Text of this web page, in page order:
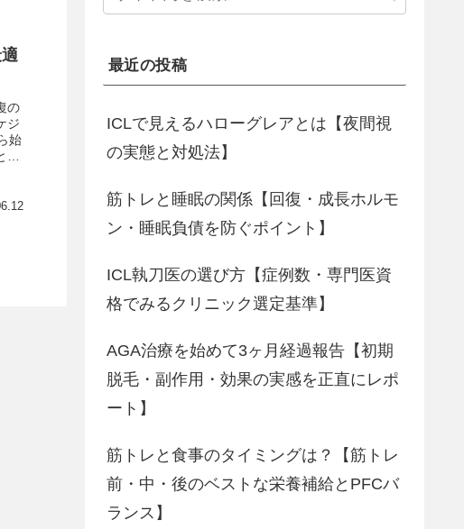
の
ジ
始
最近の投稿
ICLで見えるハローグレアとは【夜間視
の実態と対処法】
筋トレと睡眠の関係【回復・成長ホルモ
ン・睡眠負債を防ぐポイント】
ICL執刀医の選び方【症例数・専門医資
格でみるクリニック選定基準】
AGA治療を始めて3ヶ月経過報告【初期
脱毛・副作用・効果の実感を正直にレポ
ート】
筋トレと食事のタイミングは？【筋トレ
前・中・後のベストな栄養補給とPFCバ
ランス】